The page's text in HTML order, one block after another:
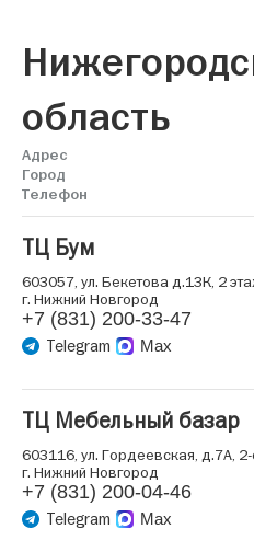
область
Адрес
Город
Телефон
ТЦ Бум
603057, ул. Бекетова д.13К, 2
г. Нижний Новгород
+7 (831) 200-33-47
Telegram Max
ТЦ Мебельный базар
603116, ул. Гордеевская, д.7А,
г. Нижний Новгород
+7 (831) 200-04-46
Telegram Max